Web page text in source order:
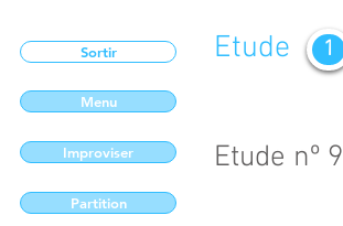
Sortir
Menu
Improviser
Partition
Etude nº 9
Etude 1